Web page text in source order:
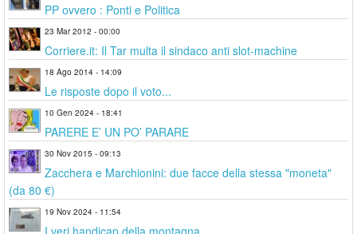
PP ovvero : Ponti e Politica
23 Mar 2012 - 00:00
Corriere.it: Il Tar multa il sindaco anti slot-machine
18 Ago 2014 - 14:09
Le risposte dopo il voto...
10 Gen 2024 - 18:41
PARERE E’ UN PO’ PARARE
30 Nov 2015 - 09:13
Zacchera e Marchionini: due facce della stessa "moneta"
(da 80 €)
19 Nov 2024 - 11:54
I veri handicap della montagna